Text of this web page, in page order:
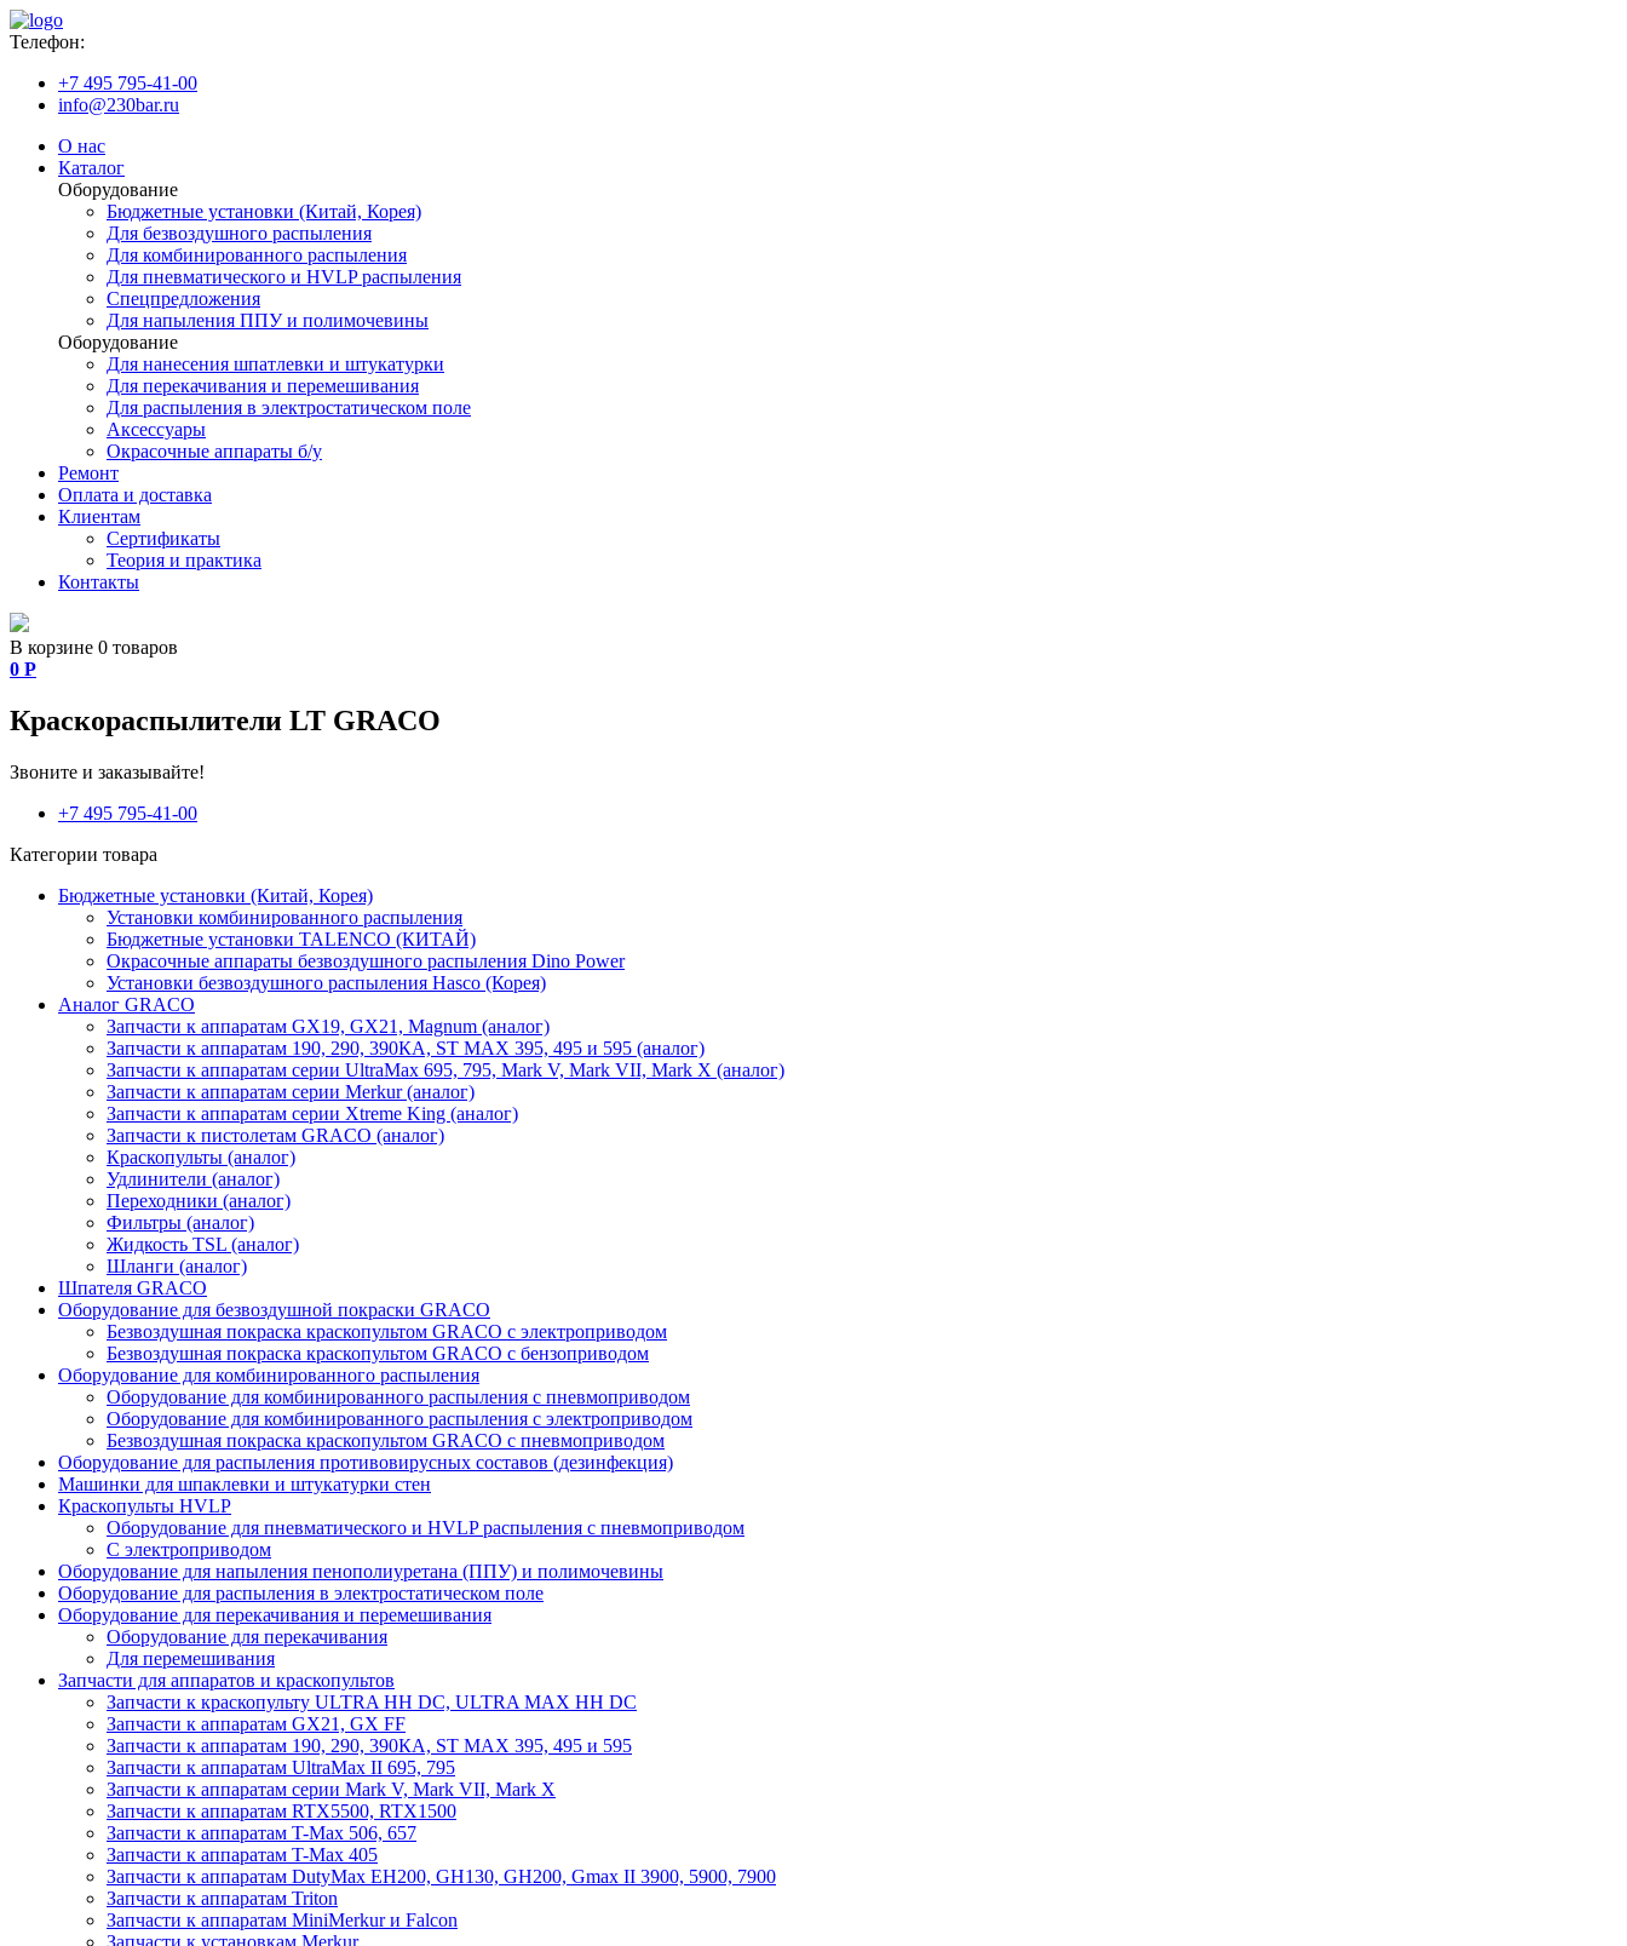
Телефон:
+7 495 795-41-00
info@230bar.ru
О нас
Каталог
Оборудование
Бюджетные установки (Китай, Корея)
Для безвоздушного распыления
Для комбинированного распыления
Для пневматического и HVLP распыления
Спецпредложения
Для напыления ППУ и полимочевины
Оборудование
Для нанесения шпатлевки и штукатурки
Для перекачивания и перемешивания
Для распыления в электростатическом поле
Аксессуары
Окрасочные аппараты б/у
Ремонт
Оплата и доставка
Клиентам
Сертификаты
Теория и практика
Контакты
В корзине 0 товаров
0 Р
Краскораспылители LT GRACO
Звоните и заказывайте!
+7 495 795-41-00
Категории товара
Бюджетные установки (Китай, Корея)
Установки комбинированного распыления
Бюджетные установки TALENCO (КИТАЙ)
Окрасочные аппараты безвоздушного распыления Dino Power
Установки безвоздушного распыления Hasco (Корея)
Аналог GRACO
Запчасти к аппаратам GX19, GX21, Magnum (аналог)
Запчасти к аппаратам 190, 290, 390КА, ST MAX 395, 495 и 595 (аналог)
Запчасти к аппаратам серии UltraMax 695, 795, Mark V, Mark VII, Mark X (аналог)
Запчасти к аппаратам серии Merkur (аналог)
Запчасти к аппаратам серии Xtreme King (аналог)
Запчасти к пистолетам GRACO (аналог)
Краскопульты (аналог)
Удлинители (аналог)
Переходники (аналог)
Фильтры (аналог)
Жидкость TSL (аналог)
Шланги (аналог)
Шпателя GRACO
Оборудование для безвоздушной покраски GRACO
Безвоздушная покраска краскопультом GRACO с электроприводом
Безвоздушная покраска краскопультом GRACO с бензоприводом
Оборудование для комбинированного распыления
Оборудование для комбинированного распыления с пневмоприводом
Оборудование для комбинированного распыления с электроприводом
Безвоздушная покраска краскопультом GRACO с пневмоприводом
Оборудование для распыления противовирусных составов (дезинфекция)
Машинки для шпаклевки и штукатурки стен
Краскопульты HVLP
Оборудование для пневматического и HVLP распыления с пневмоприводом
C электроприводом
Оборудование для напыления пенополиуретана (ППУ) и полимочевины
Оборудование для распыления в электростатическом поле
Оборудование для перекачивания и перемешивания
Оборудование для перекачивания
Для перемешивания
Запчасти для аппаратов и краскопультов
Запчасти к краскопульту ULTRA HH DC, ULTRA MAX HH DC
Запчасти к аппаратам GX21, GX FF
Запчасти к аппаратам 190, 290, 390КА, ST MAX 395, 495 и 595
Запчасти к аппаратам UltraMax II 695, 795
Запчасти к аппаратам серии Mark V, Mark VII, Mark X
Запчасти к аппаратам RTX5500, RTX1500
Запчасти к аппаратам T-Max 506, 657
Запчасти к аппаратам T-Max 405
Запчасти к аппаратам DutyMax EH200, GH130, GH200, Gmax II 3900, 5900, 7900
Запчасти к аппаратам Triton
Запчасти к аппаратам MiniMerkur и Falcon
Запчасти к установкам Merkur